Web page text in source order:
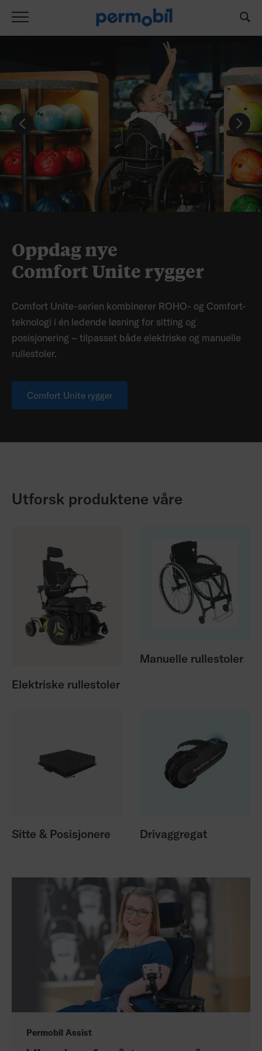
Oppdag nye
Comfort Unite rygger
Comfort Unite-serien kombinerer ROHO- og Comfort-
teknologi i én ledende løsning for sitting og
posisjonering – tilpasset både elektriske og manuelle
rullestoler.
Comfort Unite rygger
Utforsk produktene våre
Elektriske rullestoler
Manuelle rullestoler
Sitte & Posisjonere Drivaggregat
Permobil Assist